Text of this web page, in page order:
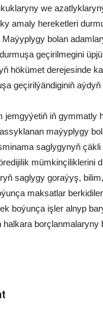
we
ama­ly he­re­ket­le­ri
bo­lan
ge­çi­ril­me­gi­ni
hö­kü­met de­re­je­sin­de
ge­çi­rilýändi­gi­niň
jem­gy­ýe­tiň iň
ma­ýyp­ly­gy
sag­ly­gy­nyň
sag­ly­gy go­ra­ýyş,
mak­sat­lar
bo­ýun­ça iş­ler al­nyp
hal­ka­ra